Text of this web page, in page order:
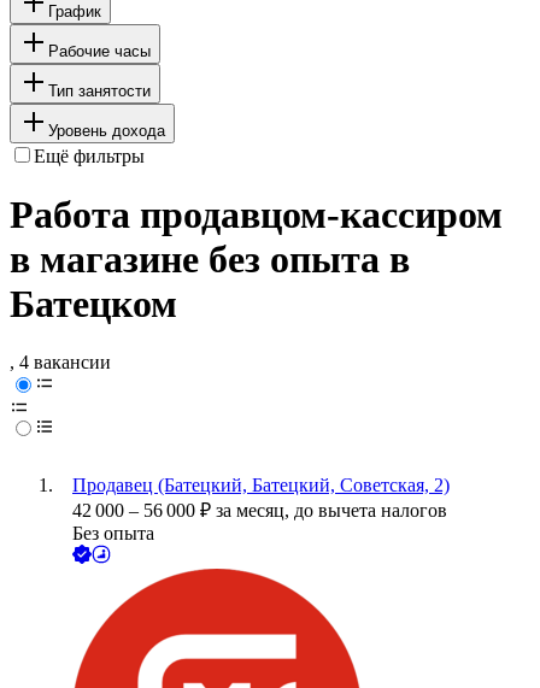
График
Рабочие часы
Тип занятости
Уровень дохода
Ещё фильтры
Работа продавцом-кассиром
в магазине без опыта в
Батецком
, 4 вакансии
Продавец (Батецкий, Батецкий, Советская, 2)
42 000 – 56 000 ₽ за месяц, до вычета налогов
Без опыта